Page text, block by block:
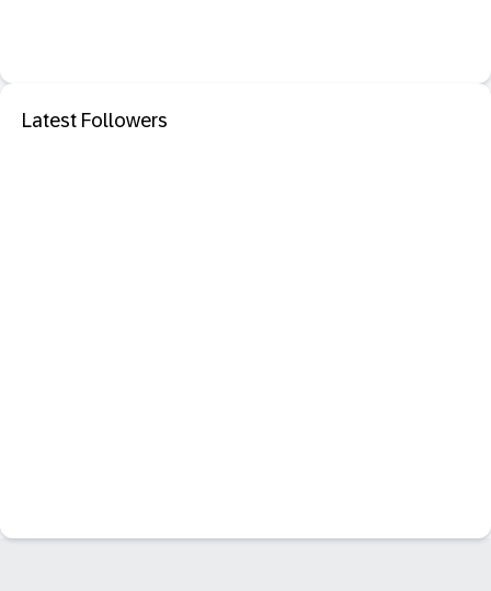
Latest Followers